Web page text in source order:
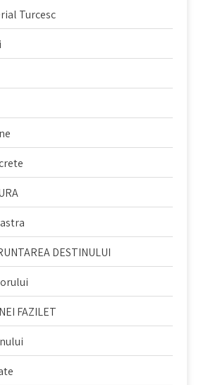
Turcesc
DESTINULUI
FAZILET